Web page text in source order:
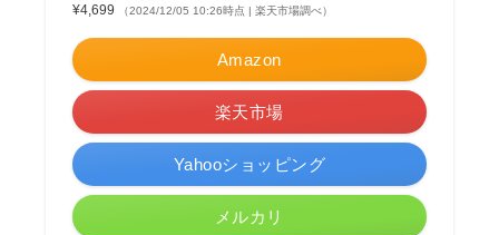
¥4,699
（2024/12/05 10:26時点 | 楽天市場調べ）
Amazon
楽天市場
Yahooショッピング
メルカリ